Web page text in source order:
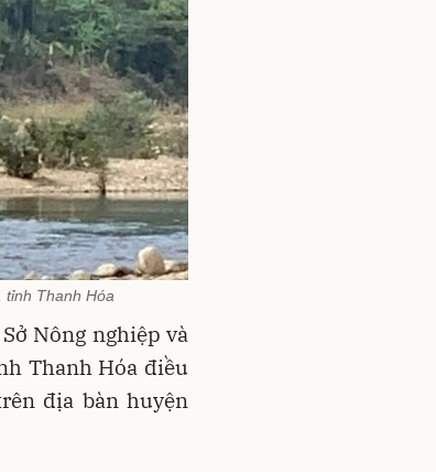
tỉnh Thanh Hóa
Nông nghiệp và
Thanh Hóa điều
địa bàn huyện